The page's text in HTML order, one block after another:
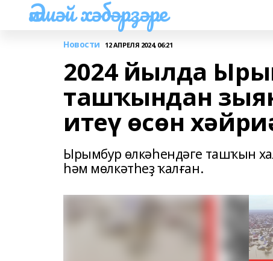
Әлшәй хәбәрҙәре
Новости 12 АПРЕЛЯ 2024, 06:21
2024 йылда
ташҡындан
итеү өсөн
Ырымбур өлкәһендәге ташҡын
һәм мөлкәтһеҙ ҡалған.